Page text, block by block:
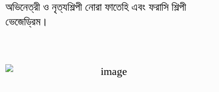
অভিনেত্রী ও নৃত্যশিল্পী নোরা ফাতেহি এবং ফরাসি শিল্পী
ভেজেড্রিম।